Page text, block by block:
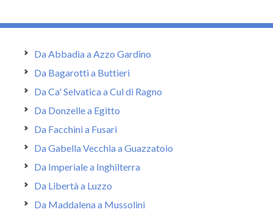
Da Abbadia a Azzo Gardino
Da Bagarotti a Buttieri
Da Ca' Selvatica a Cul di Ragno
Da Donzelle a Egitto
Da Facchini a Fusari
Da Gabella Vecchia a Guazzatoio
Da Imperiale a Inghilterra
Da Libertà a Luzzo
Da Maddalena a Mussolini